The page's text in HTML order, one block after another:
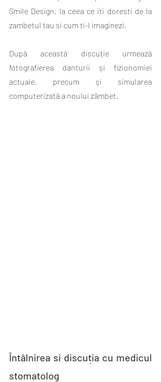
Smile Design, la ceea ce iti doresti de la
zambetul tau si cum ti-l imaginezi.
După această discuție urmează
fotografierea danturii și fizionomiei
actuale, precum și simularea
computerizată a noului zâmbet.
Întâlnirea si discuția cu medicul
stomatolog